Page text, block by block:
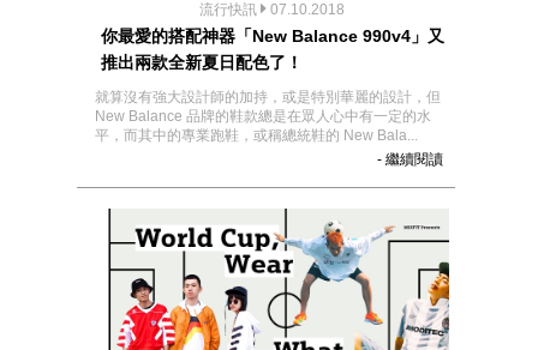
流行快訊 07.10.2018
你最愛的搭配神器「New Balance 990v4」又
推出兩款全新夏日配色了！
就算沒有強大設計師的加持，或是特別華麗的設計，但
New Balance 品牌的鞋款總是在眾人心中有一定的水
平，而其中的專業跑鞋，或稱總統鞋的 New Bala...
- 繼續閱讀